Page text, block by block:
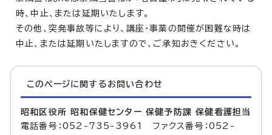
時、中止、または延期いたします。
その他、突発事故等により、講座・事業の開催が困難な時は
中止、または延期いたしますので、ご承知おきください。
このページに関する お問い合わせ
昭和区役所 昭和保健センター 保健予防課 保健看護担当
電話番号：052-735-3961 ファクス番号：052-